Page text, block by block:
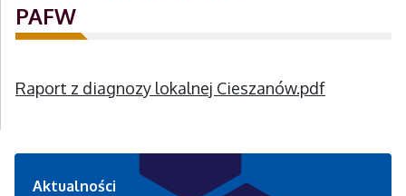
PAFW
Raport z diagnozy lokalnej Cieszanów.pdf
Aktualności